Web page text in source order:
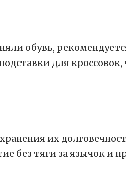
обувь,
для
их
без тяги за язычок и